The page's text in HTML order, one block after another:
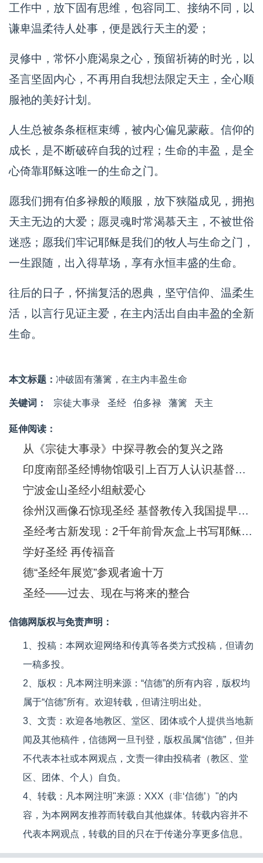
工作中，放下固有思维，包容同工、接纳不同，以
谦卑温柔待人处事，便是践行天主的爱；
灵修中，常怀小鹿渴泉之心，预留祈祷的时光，以
圣言坚固内心，不再用自我想法限定天主，全心顺
服祂的美好计划。
人生总被条条框框束缚，被内心偏见蒙蔽。信仰的
成长，是不断破碎自我的过程；生命的丰盈，是全
心倚靠耶稣这唯一的生命之门。
愿我们拥有伯多禄般的顺服，放下狭隘成见，拥抱
天主无边的大爱；愿灵魂时常渴慕天主，不被世俗
迷惑；愿我们牢记耶稣是我们的牧人与生命之门，
一生跟随，出入得草场，享有永恒丰盛的生命。
往后的日子，怀揣复活的恩典，坚守信仰、温柔生
活，以言行见证主爱，在主内活出自由丰盈的全新
生命。
本文标题： 冲破固有藩篱，在主内丰盈生命
关键词： 宗徒大事录 圣经 伯多禄 藩篱 天主
延伸阅读：
从《宗徒大事录》中探寻教会的复兴之路
印度南部圣经博物馆吸引上百万人认识基督信息
宁波金山圣经小组献爱心
徐州汉画像石惊现圣经 基督教传入我国提早550年
圣经考古新发现：2千年前骨灰盒上书写耶稣(图)
学好圣经 再传福音
德“圣经年展览”参观者逾十万
圣经——过去、现在与将来的整合
信德网版权与免责声明：
1、投稿：本网欢迎网络和传真等各类方式投稿，但请勿
一稿多投。
2、版权：凡本网注明来源：“信德”的所有内容，版权均
属于“信德”所有。欢迎转载，但请注明出处。
3、文责：欢迎各地教区、堂区、团体或个人提供当地新
闻及其他稿件，信德网一旦刊登，版权虽属“信德”，但并
不代表本社或本网观点，文责一律由投稿者（教区、堂
区、团体、个人）自负。
4、转载：凡本网注明"来源：XXX（非‘信德’）"的内
容，为本网网友推荐而转载自其他媒体。转载内容并不
代表本网观点，转载的目的只在于传递分享更多信息。